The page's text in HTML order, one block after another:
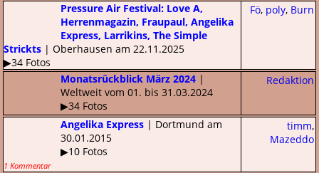
Fö, poly, Burn
Pressure Air Festival: Love A,
Herrenmagazin, Fraupaul, Angelika
Express, Larrikins, The Simple
Strickts | Oberhausen am 22.11.2025
▶34 Fotos
Redaktion
Monatsrückblick März 2024 |
Weltweit vom 01. bis 31.03.2024
▶34 Fotos
timm,
Mazeddo
Angelika Express | Dortmund am
30.01.2015
▶10 Fotos
1 Kommentar